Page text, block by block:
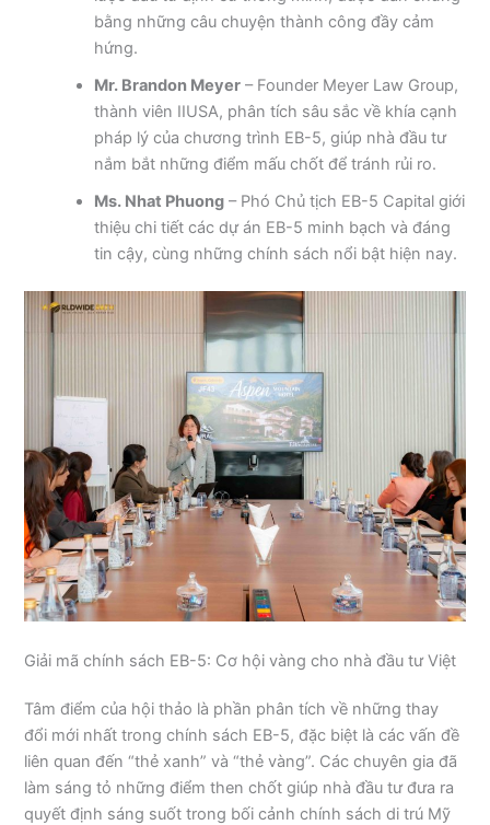
bằng những câu chuyện thành công đầy cảm
hứng.
Mr. Brandon Meyer – Founder Meyer Law Group,
thành viên IIUSA, phân tích sâu sắc về khía cạnh
pháp lý của chương trình EB-5, giúp nhà đầu tư
nắm bắt những điểm mấu chốt để tránh rủi ro.
Ms. Nhat Phuong – Phó Chủ tịch EB-5 Capital giới
thiệu chi tiết các dự án EB-5 minh bạch và đáng
tin cậy, cùng những chính sách nổi bật hiện nay.
Giải mã chính sách EB-5: Cơ hội vàng cho nhà đầu tư Việt
Tâm điểm của hội thảo là phần phân tích về những thay
đổi mới nhất trong chính sách EB-5, đặc biệt là các vấn đề
liên quan đến “thẻ xanh” và “thẻ vàng”. Các chuyên gia đã
làm sáng tỏ những điểm then chốt giúp nhà đầu tư đưa ra
quyết định sáng suốt trong bối cảnh chính sách di trú Mỹ